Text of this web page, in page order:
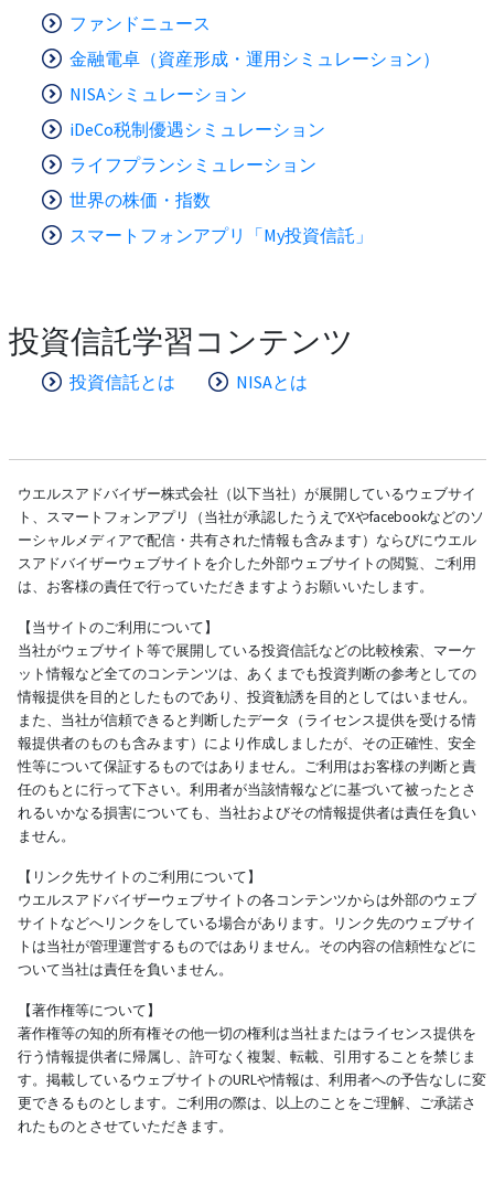
ファンドニュース
金融電卓（資産形成・運用シミュレーション）
NISAシミュレーション
iDeCo税制優遇シミュレーション
ライフプランシミュレーション
世界の株価・指数
スマートフォンアプリ「My投資信託」
投資信託学習コンテンツ
投資信託とは NISAとは
ウエルスアドバイザー株式会社（以下当社）が展開しているウェブサイ
ト、スマートフォンアプリ（当社が承認したうえでXやfacebookなどのソ
ーシャルメディアで配信・共有された情報も含みます）ならびにウエル
スアドバイザーウェブサイトを介した外部ウェブサイトの閲覧、ご利用
は、お客様の責任で行っていただきますようお願いいたします。
【当サイトのご利用について】
当社がウェブサイト等で展開している投資信託などの比較検索、マーケ
ット情報など全てのコンテンツは、あくまでも投資判断の参考としての
情報提供を目的としたものであり、投資勧誘を目的としてはいません。
また、当社が信頼できると判断したデータ（ライセンス提供を受ける情
報提供者のものも含みます）により作成しましたが、その正確性、安全
性等について保証するものではありません。ご利用はお客様の判断と責
任のもとに行って下さい。利用者が当該情報などに基づいて被ったとさ
れるいかなる損害についても、当社およびその情報提供者は責任を負い
ません。
【リンク先サイトのご利用について】
ウエルスアドバイザーウェブサイトの各コンテンツからは外部のウェブ
サイトなどへリンクをしている場合があります。リンク先のウェブサイ
トは当社が管理運営するものではありません。その内容の信頼性などに
ついて当社は責任を負いません。
【著作権等について】
著作権等の知的所有権その他一切の権利は当社またはライセンス提供を
行う情報提供者に帰属し、許可なく複製、転載、引用することを禁じま
す。掲載しているウェブサイトのURLや情報は、利用者への予告なしに変
更できるものとします。ご利用の際は、以上のことをご理解、ご承諾さ
れたものとさせていただきます。